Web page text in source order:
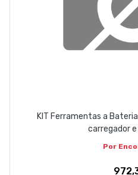
KIT Ferramentas a Bateria
carregador
Por